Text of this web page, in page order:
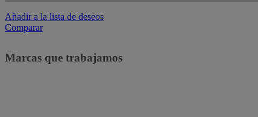
Añadir a la lista de deseos
Comparar
Marcas que trabajamos